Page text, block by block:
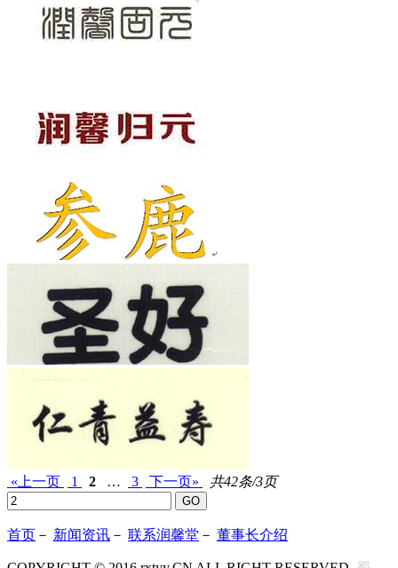
«上一页 1 2 … 3 下一页» 共42条/3页
首页 － 新闻资讯 － 联系润馨堂 － 董事长介绍